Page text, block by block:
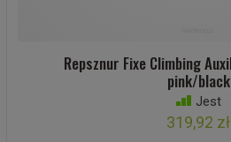
Repsznur Fixe Climbing
pink/black
Jest
319,92 zł